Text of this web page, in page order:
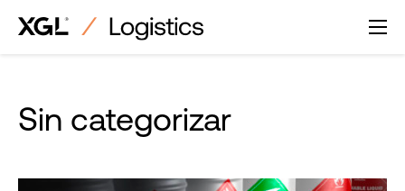
Sin categorizar